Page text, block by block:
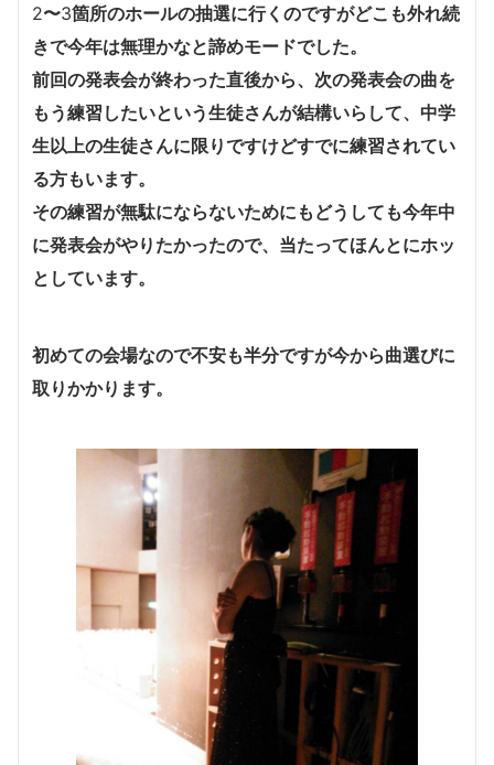
2〜3箇所のホールの抽選に行くのですがどこも外れ続
きで今年は無理かなと諦めモードでした。
前回の発表会が終わった直後から、次の発表会の曲を
もう練習したいという生徒さんが結構いらして、中学
生以上の生徒さんに限りですけどすでに練習されてい
る方もいます。
その練習が無駄にならないためにもどうしても今年中
に発表会がやりたかったので、当たってほんとにホッ
としています。
初めての会場なので不安も半分ですが今から曲選びに
取りかかります。